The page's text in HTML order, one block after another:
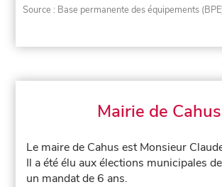
Source : Base permanente des équipements
Mairie de Cahus
Le maire de Cahus est Monsieur
Il a été élu aux élections municipales
un mandat de 6 ans.